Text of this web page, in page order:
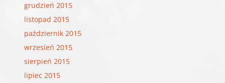
grudzień 2015
listopad 2015
październik 2015
wrzesień 2015
sierpień 2015
lipiec 2015